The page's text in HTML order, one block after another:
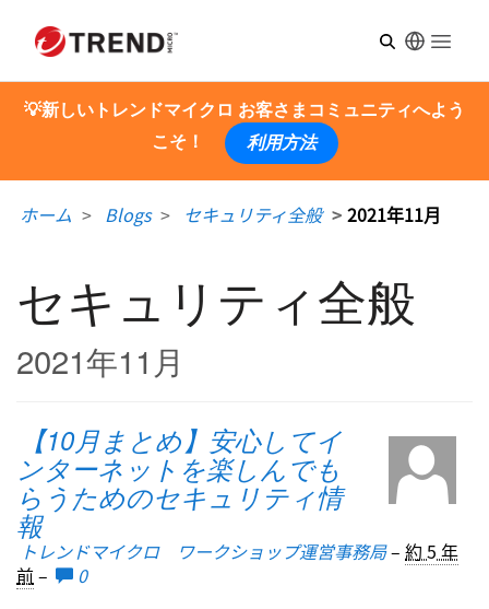
Open
💡新しいトレンドマイクロ お客さまコミュニティへよう
こそ！
利用方法
ホーム Blogs セキュリティ全般 2021年11月
セキュリティ全般
2021年11月
【10月まとめ】安心してイ
ンターネットを楽しんでも
らうためのセキュリティ情
報
トレンドマイクロ ワークショップ運営事務局– 約 5 年
前– 0